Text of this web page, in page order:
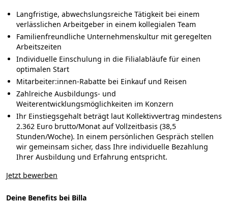
Langfristige, abwechslungsreiche Tätigkeit bei einem
verlässlichen Arbeitgeber in einem kollegialen Team
Familienfreundliche Unternehmenskultur mit geregelten
Arbeitszeiten
Individuelle Einschulung in die Filialabläufe für einen
optimalen Start
Mitarbeiter:innen-Rabatte bei Einkauf und Reisen
Zahlreiche Ausbildungs- und
Weiterentwicklungsmöglichkeiten im Konzern
Ihr Einstiegsgehalt beträgt laut Kollektivvertrag mindestens
2.362 Euro brutto/Monat auf Vollzeitbasis (38,5
Stunden/Woche). In einem persönlichen Gespräch stellen
wir gemeinsam sicher, dass Ihre individuelle Bezahlung
Ihrer Ausbildung und Erfahrung entspricht.
Jetzt bewerben
Deine Benefits bei Billa